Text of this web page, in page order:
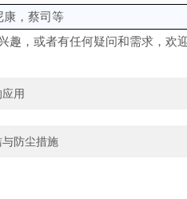
康，蔡司等
趣，或者有任何疑问和需求，欢
用
防尘措施